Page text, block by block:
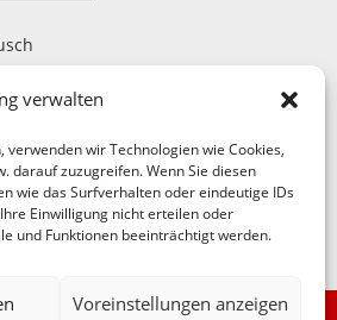
verwalten
wir Technologien wie Cookies,
darauf zuzugreifen. Wenn Sie diesen
wie das Surfverhalten oder eindeutige IDs
Einwilligung nicht erteilen oder
und Funktionen beeinträchtigt werden.
Voreinstellungen anzeigen